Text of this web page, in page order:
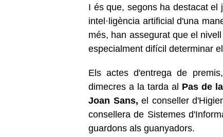
I és que, segons ha destacat el
intel·ligència artificial d'una
més, han assegurat que el
especialment difícil determinar
Els actes d'entrega de
dimecres a la tarda al Pas de
Joan Sans, el conseller
consellera de Sistemes
guardons als guanyadors.